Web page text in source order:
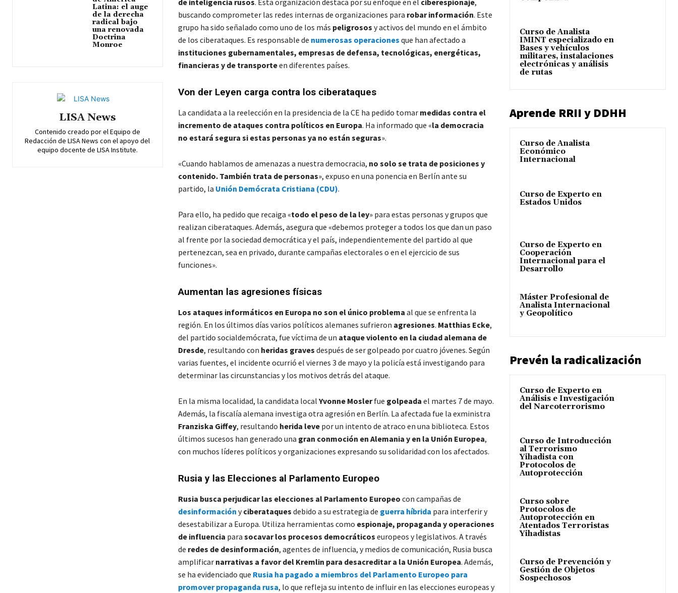
Latina: el auge
de la derecha
radical bajo
una renovada
Doctrina
Monroe
LISA News
Contenido creado por el Equipo de
Redacción de LISA News con el apoyo del
equipo docente de LISA Institute.
de inteligencia rusos. Esta organización destaca por su enfoque en el ciberespionaje,
buscando comprometer las redes internas de organizaciones para robar información. Este
grupo ha sido señalado como uno de los más peligrosos y activos del mundo en el ámbito
de los ciberataques. Es responsable de numerosas operaciones que han afectado a
instituciones gubernamentales, empresas de defensa, tecnológicas, energéticas,
financieras y de transporteen diferentes países.
Von der Leyen carga contra los ciberataques
La candidata a la reelección en la presidencia de la CE ha pedido tomar medidas contra el
incremento de ataques contra políticos en Europa. Ha informado que «la democracia
no estará segura si estas personas ya no están seguras».
«Cuando hablamos de amenazas a nuestra democracia, no solo se trata de posiciones y
contenido. También trata de personas», expuso en una ponencia en Berlín ante su
partido, la Unión Demócrata Cristiana (CDU).
Para ello, ha pedido que recaiga «todo el peso de la ley» para estas personas y grupos que
realizan ciberataques. Además, asegura que «debemos proteger a todos los que dan un paso
al frente por la sociedad democrática y el país, independientemente del partido al que
pertenezcan, sea en privado, durante campañas electorales o en el ejercicio de sus
funciones».
Aumentan las agresiones físicas
Los ataques informáticos en Europa no son el único problema al que se enfrenta la
región. En los últimos días varios políticos alemanes sufrieron agresiones. Matthias Ecke,
del partido socialdemócrata, fue víctima de un ataque violento en la ciudad alemana de
Dresde, resultando con heridas graves después de ser golpeado por cuatro jóvenes. Según
varias fuentes, el incidente ocurrió el viernes 3 de mayo y la policía está investigando para
determinar las circunstancias y los motivos detrás del ataque.
En la misma localidad, la candidata local Yvonne Moslerfue golpeada el martes 7 de mayo.
Además, la fiscalía alemana investiga otra agresión en Berlín. La afectada fue la exministra
Franziska Giffey, resultando herida levepor un intento de atraco en una biblioteca. Estos
últimos sucesos han generado una gran conmoción en Alemania y en la Unión Europea,
con muchos líderes políticos y organizaciones expresando su solidaridad con los afectados.
Rusia y las Elecciones al Parlamento Europeo
Rusia busca perjudicar las elecciones al Parlamento Europeo con campañas de
desinformación yciberataques debido a su estrategia de guerra híbrida para interferir y
desestabilizar a Europa. Utiliza herramientas como espionaje, propaganda y operaciones
de influencia para socavar los procesos democráticos europeos y legislativos. A través
de redes de desinformación, agentes de influencia, y medios de comunicación, Rusia busca
amplificar narrativas a favor del Kremlin para desacreditar a la Unión Europea. Además,
se ha evidenciado que Rusia ha pagado a miembros del Parlamento Europeo para
promover propaganda rusa, lo que refleja su intento de influir en las elecciones europeas y
Curso de Analista
IMINT especializado en
Bases y vehículos
militares, instalaciones
electrónicas y análisis
de rutas
Aprende RRII y DDHH
Curso de Analista
Económico
Internacional
Curso de Experto en
Estados Unidos
Curso de Experto en
Cooperación
Internacional para el
Desarrollo
Máster Profesional de
Analista Internacional
y Geopolítico
Prevén la radicalización
Curso de Experto en
Análisis e Investigación
del Narcoterrorismo
Curso de Introducción
al Terrorismo
Yihadista con
Protocolos de
Autoprotección
Curso sobre
Protocolos de
Autoprotección en
Atentados Terroristas
Yihadistas
Curso de Prevención y
Gestión de Objetos
Sospechosos